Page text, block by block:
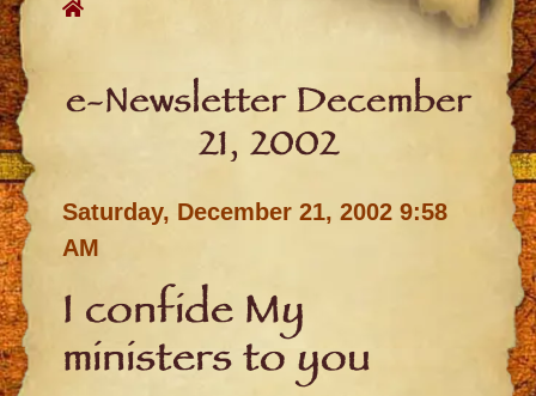
e-Newsletter December
21, 2002
Saturday, December 21, 2002 9:58
AM
I confide My
ministers to you